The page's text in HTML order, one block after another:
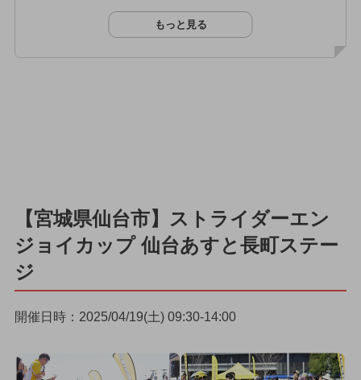
もっと見る
【宮城県仙台市】ストライダーエン
ジョイカップ 仙台あすと長町ステー
ジ
開催日時：2025/04/19(土) 09:30-14:00